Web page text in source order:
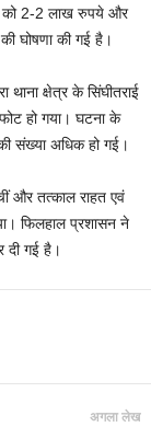
को 2-2 लाख रुपये और
घोषणा की गई है।
क्षेत्र के सिंघीतराई
हो गया। घटना के
संख्या अधिक हो गई।
और तत्काल राहत एवं
फिलहाल प्रशासन ने
दी गई है।
अगला लेख